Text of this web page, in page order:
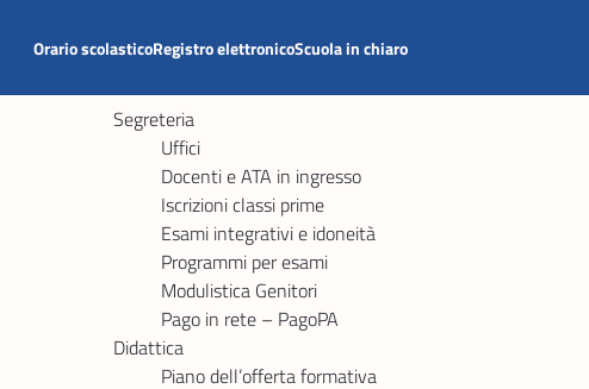
Orario scolasticoRegistro elettronicoScuola in chiaro
Segreteria
Uffici
Docenti e ATA in ingresso
Iscrizioni classi prime
Esami integrativi e idoneità
Programmi per esami
Modulistica Genitori
Pago in rete – PagoPA
Didattica
Piano dell’offerta formativa